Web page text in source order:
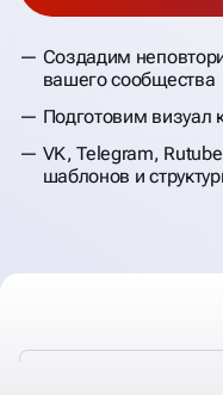
Создадим
вашего сообщества
Подготовим
VK, Telegram,
шаблонов и